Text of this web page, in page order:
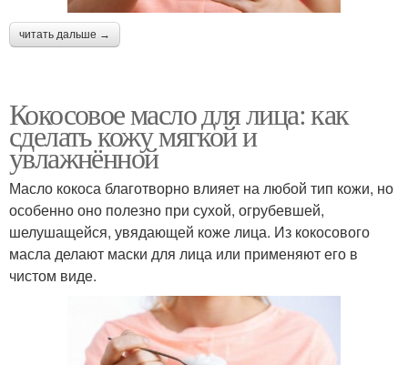
читать дальше →
Кокосовое масло для лица: как
сделать кожу мягкой и
увлажнённой
Масло кокоса благотворно влияет на любой тип кожи, но
особенно оно полезно при сухой, огрубевшей,
шелушащейся, увядающей коже лица. Из кокосового
масла делают маски для лица или применяют его в
чистом виде.